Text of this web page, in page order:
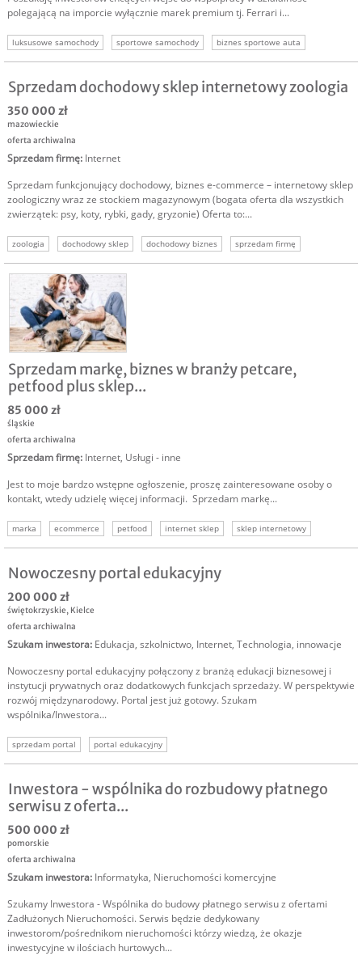
polegającą na imporcie wyłącznie marek premium tj. Ferrari i...
luksusowe samochody sportowe samochody biznes sportowe auta
Sprzedam dochodowy sklep internetowy zoologia
350 000 zł
mazowieckie
oferta archiwalna
Sprzedam firmę: Internet
Sprzedam funkcjonujący dochodowy, biznes e-commerce – internetowy sklep
zoologiczny wraz ze stockiem magazynowym (bogata oferta dla wszystkich
zwierzątek: psy, koty, rybki, gady, gryzonie) Oferta to:...
zoologia dochodowy sklep dochodowy biznes
sprzedam firmę
sprzedam biznes online
sklep internetowy
Sprzedam markę, biznes w branży petcare,
petfood plus sklep...
85 000 zł
śląskie
oferta archiwalna
Sprzedam firmę: Internet, Usługi - inne
Jest to moje bardzo wstępne ogłoszenie, proszę zainteresowane osoby o
kontakt, wtedy udzielę więcej informacji. Sprzedam markę...
marka ecommerce petfood internet sklep
sklep internetowy
franczyza
sprzedam biznes internetowy
Nowoczesny portal edukacyjny
200 000 zł
świętokrzyskie, Kielce
oferta archiwalna
Szukam inwestora: Edukacja, szkolnictwo, Internet, Technologia, innowacje
Nowoczesny portal edukacyjny połączony z branżą edukacji biznesowej i
instytucji prywatnych oraz dodatkowych funkcjach sprzedaży. W perspektywie
rozwój międzynarodowy. Portal jest już gotowy. Szukam
wspólnika/Inwestora...
sprzedam portal portal edukacyjny
Inwestora - wspólnika do rozbudowy płatnego
serwisu z oferta...
500 000 zł
pomorskie
oferta archiwalna
Szukam inwestora: Informatyka, Nieruchomości komercyjne
Szukamy Inwestora - Wspólnika do budowy płatnego serwisu z ofertami
Zadłużonych Nieruchomości. Serwis będzie dedykowany
inwestorom/pośrednikom nieruchomości którzy wiedzą, że okazje
inwestycyjne w ilościach hurtowych...